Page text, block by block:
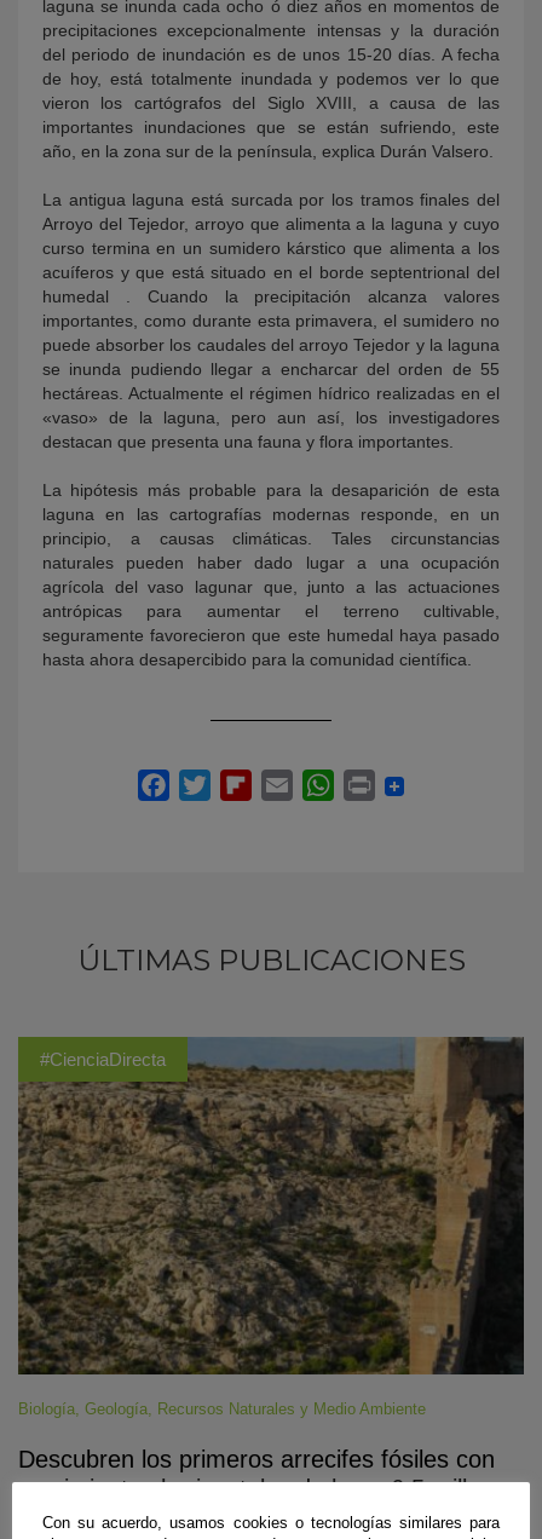
laguna se inunda cada ocho ó diez años en momentos de
precipitaciones excepcionalmente intensas y la duración
del periodo de inundación es de unos 15-20 días. A fecha
de hoy, está totalmente inundada y podemos ver lo que
vieron los cartógrafos del Siglo XVIII, a causa de las
importantes inundaciones que se están sufriendo, este
año, en la zona sur de la península, explica Durán Valsero.
La antigua laguna está surcada por los tramos finales del
Arroyo del Tejedor, arroyo que alimenta a la laguna y cuyo
curso termina en un sumidero kárstico que alimenta a los
acuíferos y que está situado en el borde septentrional del
humedal . Cuando la precipitación alcanza valores
importantes, como durante esta primavera, el sumidero no
puede absorber los caudales del arroyo Tejedor y la laguna
se inunda pudiendo llegar a encharcar del orden de 55
hectáreas. Actualmente el régimen hídrico realizadas en el
«vaso» de la laguna, pero aun así, los investigadores
destacan que presenta una fauna y flora importantes.
La hipótesis más probable para la desaparición de esta
laguna en las cartografías modernas responde, en un
principio, a causas climáticas. Tales circunstancias
naturales pueden haber dado lugar a una ocupación
agrícola del vaso lagunar que, junto a las actuaciones
antrópicas para aumentar el terreno cultivable,
seguramente favorecieron que este humedal haya pasado
hasta ahora desapercibido para la comunidad científica.
ÚLTIMAS PUBLICACIONES
#CienciaDirecta
Biología, Geología, Recursos Naturales y Medio Ambiente
Descubren los primeros arrecifes fósiles con
crecimientos horizontales de hace 6,5 millones
de años
Con su acuerdo, usamos cookies o tecnologías similares para